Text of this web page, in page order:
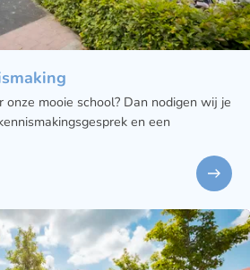
mooie school? Dan nodigen wij je
en een